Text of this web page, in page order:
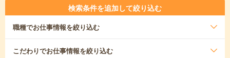
検索条件を追加して絞り込む
職種でお仕事情報を絞り込む
こだわりでお仕事情報を絞り込む